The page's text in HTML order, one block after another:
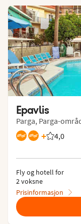
Epavlis
Parga, Parga-
+ 4,0
Fly og hotell for
2 voksne
Prisinformasjon